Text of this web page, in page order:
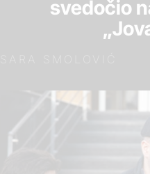
svedočio